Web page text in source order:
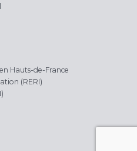
Hauts-de-France
(RERI)